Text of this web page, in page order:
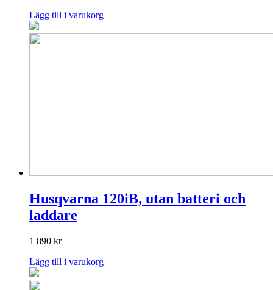
Lägg till i varukorg
Husqvarna 120iB, utan batteri och
laddare
1 890 kr
Lägg till i varukorg